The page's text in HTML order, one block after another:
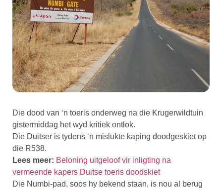
Die dood van ‘n toeris onderweg na die Krugerwildtuin
gistermiddag het wyd kritiek ontlok.
Die Duitser is tydens ‘n mislukte kaping doodgeskiet op
die R538.
Lees meer: Beloning uitgeloof vir inligting na
vermeende kapers Duitse toeris doodskiet
Die Numbi-pad, soos hy bekend staan, is nou al berug